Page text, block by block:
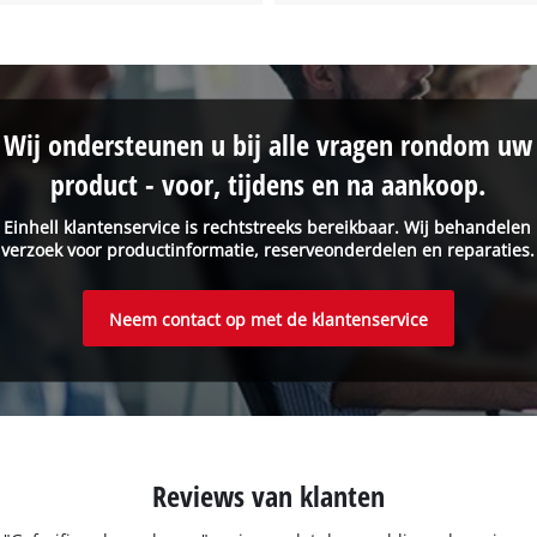
Einhell klantenservice is rechtstreeks bereikbaar. Wij behandelen
verzoek voor productinformatie, reserveonderdelen en reparaties.
Wij ondersteunen u bij alle vragen rondom uw
product - voor, tijdens en na aankoop.
Neem contact op met de klantenservice
Reviews van klanten